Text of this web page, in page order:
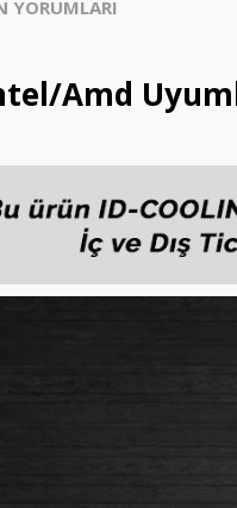
YORUMLARI
Amd